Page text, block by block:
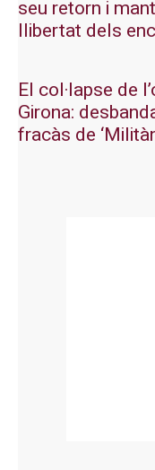
seu retorn i
llibertat dels
El col·lapse de
Girona:
fracàs de